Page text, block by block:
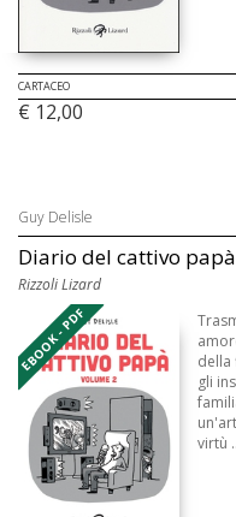
CARTACEO
€ 12,00
Guy Delisle
Diario del cattivo
Rizzoli Lizard
EBOOK - PDF
della
gli
virtù